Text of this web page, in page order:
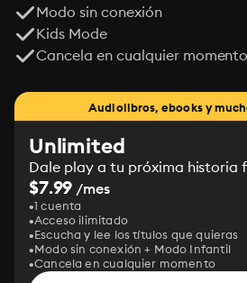
Modo sin conexión
Kids Mode
Cancela en cualquier momento
Audiolibros, ebooks y
Unlimited
Dale play a tu próxima historia
$7.99 /mes
1 cuenta
Acceso ilimitado
Escucha y lee los títulos que quieras
Modo sin conexión + Modo Infantil
Cancela en cualquier momento